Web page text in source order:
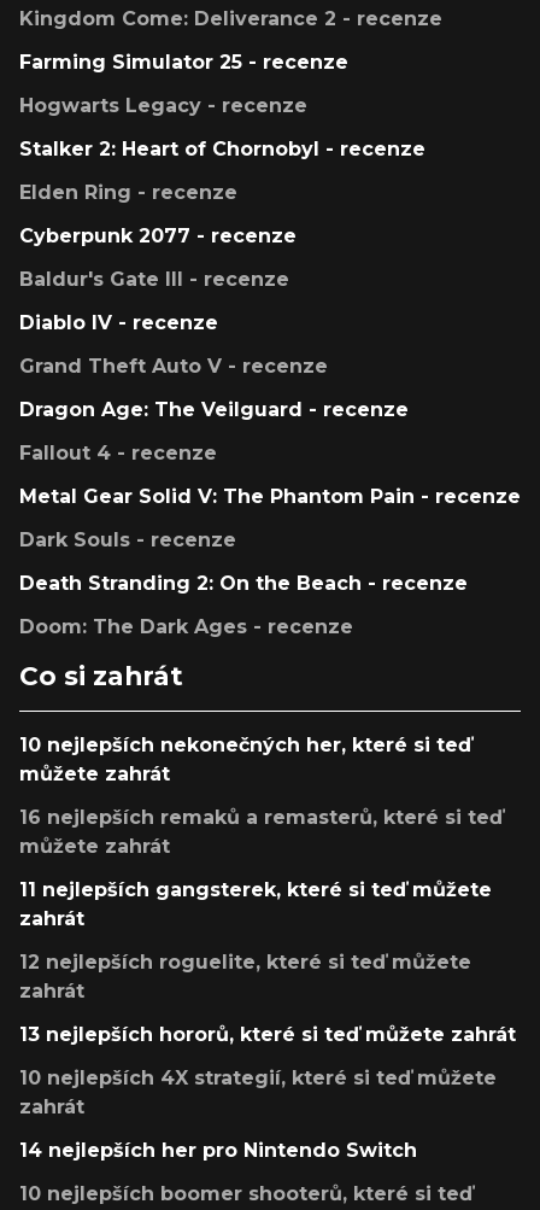
Kingdom Come: Deliverance 2 - recenze
Farming Simulator 25 - recenze
Hogwarts Legacy - recenze
Stalker 2: Heart of Chornobyl - recenze
Elden Ring - recenze
Cyberpunk 2077 - recenze
Baldur's Gate III - recenze
Diablo IV - recenze
Grand Theft Auto V - recenze
Dragon Age: The Veilguard - recenze
Fallout 4 - recenze
Metal Gear Solid V: The Phantom Pain - recenze
Dark Souls - recenze
Death Stranding 2: On the Beach - recenze
Doom: The Dark Ages - recenze
Co si zahrát
10 nejlepších nekonečných her, které si teď
můžete zahrát
16 nejlepších remaků a remasterů, které si teď
můžete zahrát
11 nejlepších gangsterek, které si teď můžete
zahrát
12 nejlepších roguelite, které si teď můžete
zahrát
13 nejlepších hororů, které si teď můžete zahrát
10 nejlepších 4X strategií, které si teď můžete
zahrát
14 nejlepších her pro Nintendo Switch
10 nejlepších boomer shooterů, které si teď